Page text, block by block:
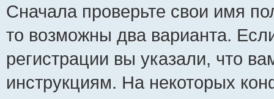
Сначала проверьте свои имя
то возможны два варианта.
регистрации вы указали, что
инструкциям. На некоторых